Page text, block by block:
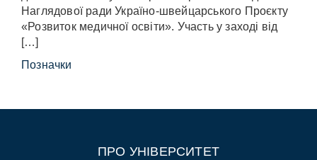
Наглядової ради Україно-швейцарського Проєкту
«Розвиток медичної освіти». Участь у заході від
[…]
Позначки
ПРО УНІВЕРСИТЕТ